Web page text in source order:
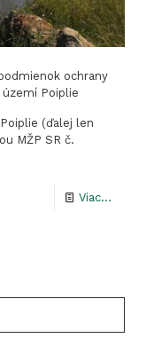
ochrany
Poiplie
(ďalej len
MŽP SR č.
Viac...